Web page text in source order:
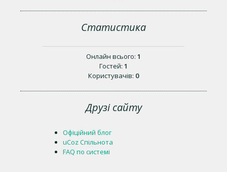
Статистика
Онлайн всього: 1
Гостей: 1
Користувачів: 0
Друзі сайту
Офіційний блог
uCoz Спільнота
FAQ по системі